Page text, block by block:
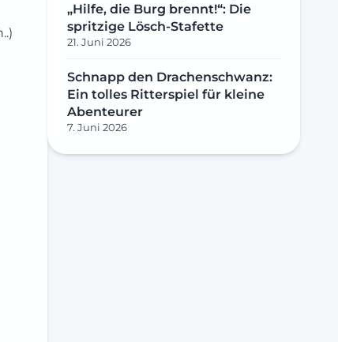
„Hilfe, die Burg brennt!“: Die
spritzige Lösch-Stafette
21. Juni 2026
Schnapp den Drachenschwanz:
Ein tolles Ritterspiel für kleine
Abenteurer
7. Juni 2026